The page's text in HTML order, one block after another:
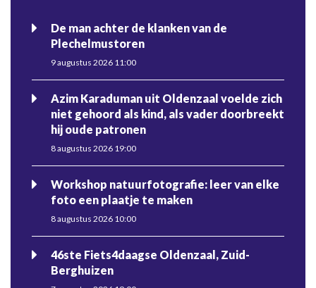
De man achter de klanken van de
Plechelmustoren
9 augustus 2026 11:00
Azim Karaduman uit Oldenzaal voelde zich
niet gehoord als kind, als vader doorbreekt
hij oude patronen
8 augustus 2026 19:00
Workshop natuurfotografie: leer van elke
foto een plaatje te maken
8 augustus 2026 10:00
46ste Fiets4daagse Oldenzaal, Zuid-
Berghuizen